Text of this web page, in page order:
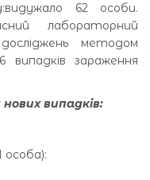
62 особи.
лабораторний
методом
випадків зараження
випадків:
особа):